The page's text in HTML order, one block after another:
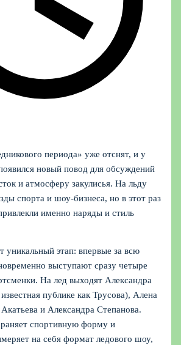
периода» уже отснят, и у
новый повод для обсуждений
и атмосферу закулисья. На льду
спорта и шоу-бизнеса, но в этот раз
именно наряды и стиль
уникальный этап: впервые за всю
выступают сразу четыре
На лед выходят Александра
публике как Трусова), Алена
и Александра Степанова.
спортивную форму и
на себя формат ледового шоу,